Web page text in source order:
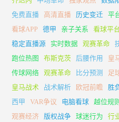
免费直播
高清直播 历史变迁 平
看球APP
德甲 亲子关系 看球平
稳定直播源
实时数据 观赛革命
跑位热图
布斯克茨 后腰作用 皇
传球网络
观赛革命 比分预测 足
皇马战术
战术解析 欧冠前瞻 胜
西甲
VAR争议 电脑看球 越位规则
观赛经济
版权战争 球迷行为 行